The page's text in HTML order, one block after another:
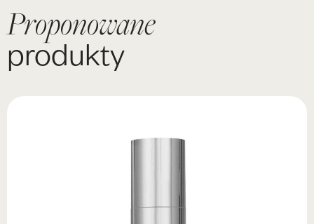
Proponowane
produkty